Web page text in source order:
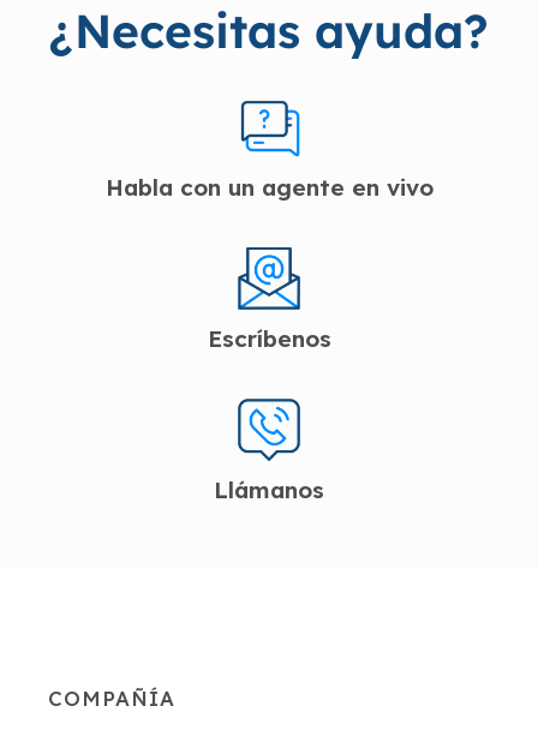
¿Necesitas ayuda?
Habla con un agente en vivo
Escríbenos
Llámanos
COMPAÑÍA